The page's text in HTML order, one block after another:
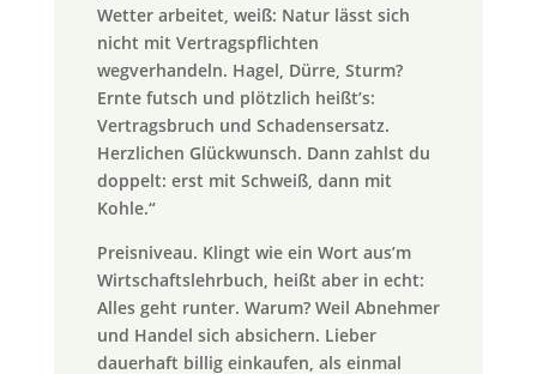
Wetter arbeitet, weiß: Natur lässt sich
nicht mit Vertragspflichten
wegverhandeln. Hagel, Dürre, Sturm?
Ernte futsch und plötzlich heißt’s:
Vertragsbruch und Schadensersatz.
Herzlichen Glückwunsch. Dann zahlst du
doppelt: erst mit Schweiß, dann mit
Kohle.“
Preisniveau. Klingt wie ein Wort aus’m
Wirtschaftslehrbuch, heißt aber in echt:
Alles geht runter. Warum? Weil Abnehmer
und Handel sich absichern. Lieber
dauerhaft billig einkaufen, als einmal